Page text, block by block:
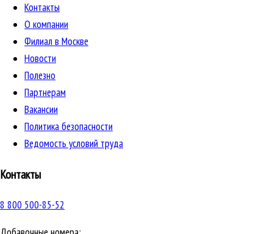
Контакты
О компании
Филиал в Москве
Новости
Полезно
Партнерам
Вакансии
Политика безопасности
Ведомость условий труда
Контакты
8 800 500-85-52